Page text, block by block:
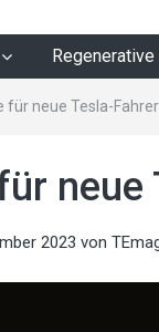
Regenerative
für neue Tesla-
neue
2023 von